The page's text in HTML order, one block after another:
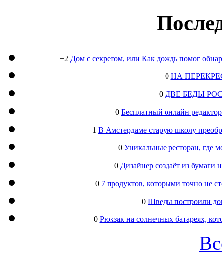
+2 Дом с секретом, или Как дождь помог
0 НА
0 ДВЕ БЕДЫ
0 Бесплатный онлайн
+1 В Амстердаме старую школу
0 Уникальные ресторан, где
0 Дизайнер создаёт из
0 7 продуктов, которыми точно не
0 Шведы построили
0 Рюкзак на солнечных батареях,